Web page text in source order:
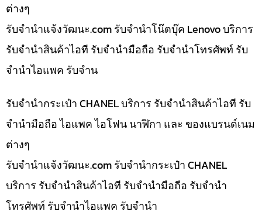
ต่างๆ
รับจํานําแจ้งวัฒนะ.com รับจำนำโน๊ตบุ๊ค Lenovo บริการ
รับจำนำสินค้าไอที รับจำนำมือถือ รับจำนำโทรศัพท์ รับ
จำนำไอแพค รับจำน
รับจำนำกระเป๋า CHANEL บริการ รับจำนำสินค้าไอที รับ
จำนำมือถือ ไอแพค ไอโฟน นาฬิกา และ ของแบรนด์เนม
ต่างๆ
รับจํานําแจ้งวัฒนะ.com รับจำนำกระเป๋า CHANEL
บริการ รับจำนำสินค้าไอที รับจำนำมือถือ รับจำนำ
โทรศัพท์ รับจำนำไอแพค รับจำนำ